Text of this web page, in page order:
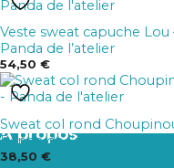
Veste sweat capuche Lou
Panda de l’atelier
54,50 €
produit
a
plusieurs
variations.
Les
options
peuvent
Sweat col rond
Panda de l’atelier
38,50 €
Ce
produit
a
plusieurs
À propos